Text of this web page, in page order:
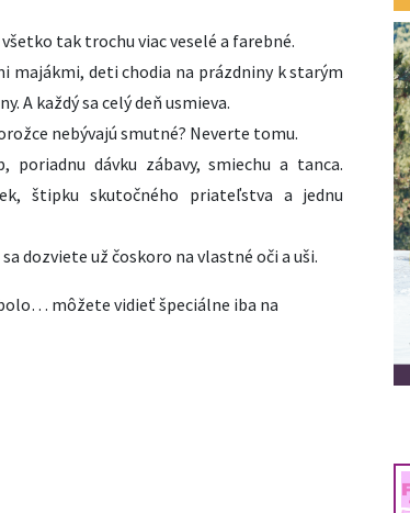
tak trochu viac veselé a farebné.
majákmi, deti chodia na prázdniny k starým
A každý sa celý deň usmieva.
nebývajú smutné? Neverte tomu.
dávku zábavy, smiechu a tanca.
štipku skutočného priateľstva a jednu
dozviete už čoskoro na vlastné oči a uši.
môžete vidieť špeciálne iba na